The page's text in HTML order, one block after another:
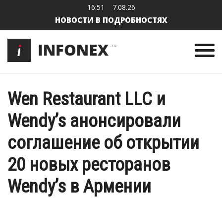
16:51 7.08.26
НОВОСТИ В ПОДРОБНОСТЯХ
Wen Restaurant LLC и
Wendy’s анонсировали
соглашение об открытии
20 новых ресторанов
Wendy’s в Армении